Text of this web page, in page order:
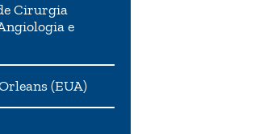
Cirurgia
e
(EUA)